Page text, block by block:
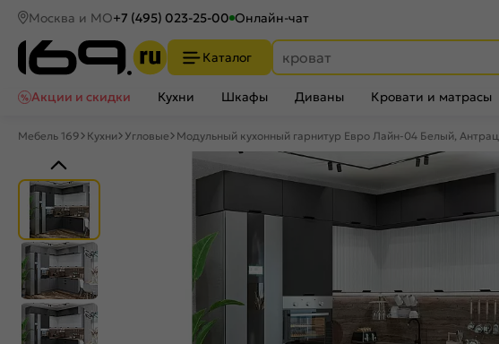
Москва и МО+7 (495) 023-25-00 Онлайн-чат
Каталог
Акции и скидки
Кухни Шкафы Диваны Кровати и матрасы
Мебель 169 Кухни Угловые Модульный кухонный гарнитур Евро Лайн-04 Белый,